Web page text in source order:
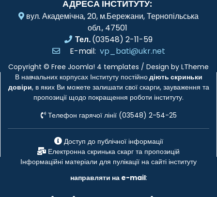
АДРЕСА ІНСТИТУТУ:
вул. Академічна, 20, м.Бережани, Тернопільська
обл., 47501
Тел.(03548) 2-11-59
E-mail: vp_bati@ukr.net
Copyright © Free Joomla! 4 templates / Design by LTheme
В навчальних корпусах Інституту постійнодіють скриньки
довіри, в яких Ви можете залишати свої скарги, зауваження та
пропозиції щодо покращення роботи інституту.
Телефон гарячої лінії (03548) 2-54-25
Доступ до публічної інформації
Електронна скринька скарг та пропозицій
Інформаційні матеріали для пулікації на сайті інституту
направляти на e-mail: